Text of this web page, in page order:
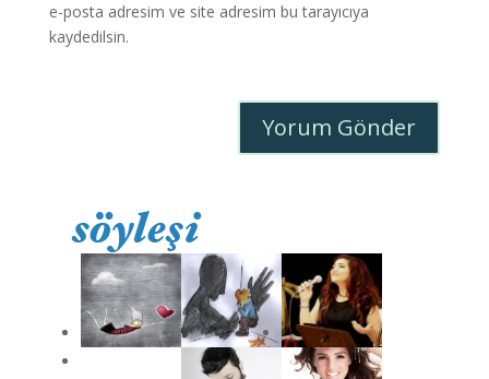
e-posta adresim ve site adresim bu tarayıcıya
kaydedilsin.